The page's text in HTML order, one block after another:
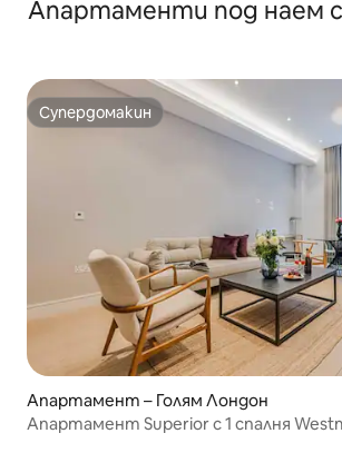
дворец!
Апартаменти под наем
Супердомакин
Супердомакин
Апартамент – Голям Лондон
Апартамент Superior с 1 спалня